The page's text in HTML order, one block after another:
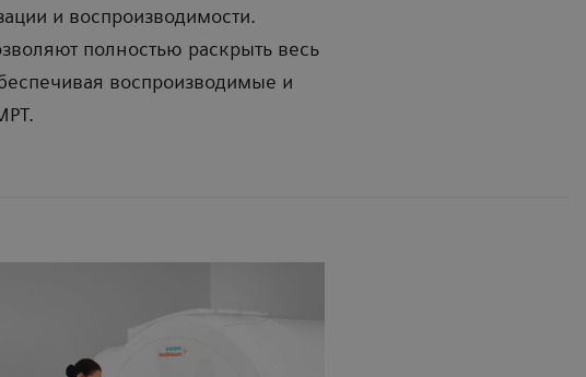
и воспроизводимости.
полностью раскрыть весь
воспроизводимые и